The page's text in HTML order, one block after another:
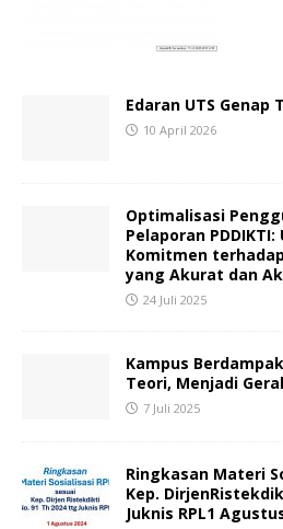
Edaran UTS Genap
10 April 2026
Optimalisasi
Pelaporan
Komitmen
yang Akurat dan
24 Juli 2025
Kampus
Teori, Menjadi
7 Juli 2025
Ringkasan Materi
Kep.
Juknis RPL1